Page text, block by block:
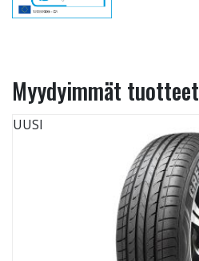
Myydyimmät tuotteet
UUSI